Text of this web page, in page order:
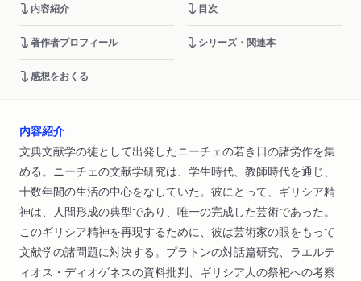
内容紹介 目次
著作者プロフィール シリーズ・関連本
感想をおくる
内容紹介
文典文献学の徒として出発したニーチェの若き日の諸労作を集
める。ニーチェの文献学研究は、学生時代、教師時代を通じ、
十数年間の生活の中心をなしていた。彼にとって、ギリシア精
神は、人間形成の典型であり、唯一の完成した芸術であった。
このギリシア精神を再現するために、彼は芸術家の眼をもって
文献学の諸問題に対決する。プラトンの対話篇研究、ラエルテ
ィオス・ディオゲネスの資料批判、ギリシア人の祭祀への考察